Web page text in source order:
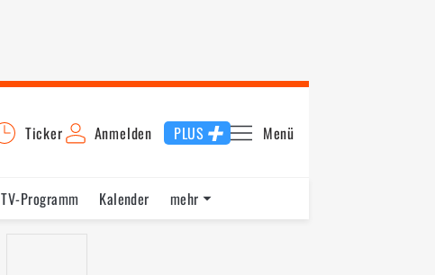
Ticker Anmelden PLUS Menü
TV-Programm
Kalender
mehr